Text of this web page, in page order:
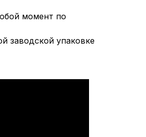
момент по
заводской упаковке